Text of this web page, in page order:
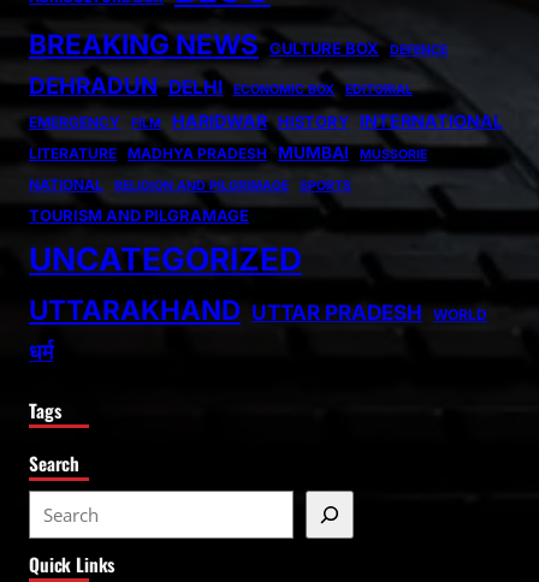
BREAKING NEWS CULTURE BOX DEFENCE
DEHRADUN DELHI ECONOMIC BOX EDITORIAL
EMERGENCY FILM HARIDWAR HISTORY INTERNATIONAL
LITERATURE MADHYA PRADESH MUMBAI MUSSORIE
NATIONAL RELIGION AND PILGRIMAGE SPORTS
TOURISM AND PILGRAMAGE
UNCATEGORIZED
UTTARAKHAND UTTAR PRADESH WORLD
धर्म
Tags
Search
e
a
Quick Links